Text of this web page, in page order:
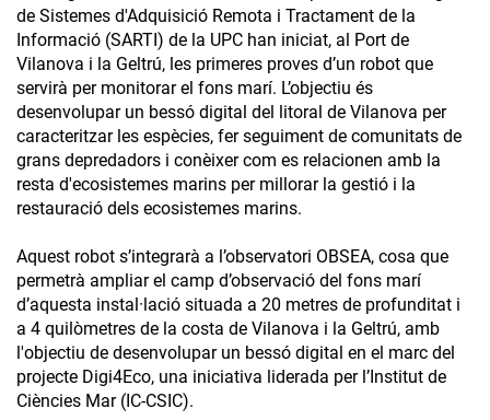
de Sistemes d'Adquisició Remota i Tractament de la
Informació (SARTI) de la UPC han iniciat, al Port de
Vilanova i la Geltrú, les primeres proves d’un robot que
servirà per monitorar el fons marí. L’objectiu és
desenvolupar un bessó digital del litoral de Vilanova per
caracteritzar les espècies, fer seguiment de comunitats de
grans depredadors i conèixer com es relacionen amb la
resta d'ecosistemes marins per millorar la gestió i la
restauració dels ecosistemes marins.
Aquest robot s’integrarà a l’observatori OBSEA, cosa que
permetrà ampliar el camp d’observació del fons marí
d’aquesta instal·lació situada a 20 metres de profunditat i
a 4 quilòmetres de la costa de Vilanova i la Geltrú, amb
l'objectiu de desenvolupar un bessó digital en el marc del
projecte Digi4Eco, una iniciativa liderada per l’Institut de
Ciències Mar (IC-CSIC).